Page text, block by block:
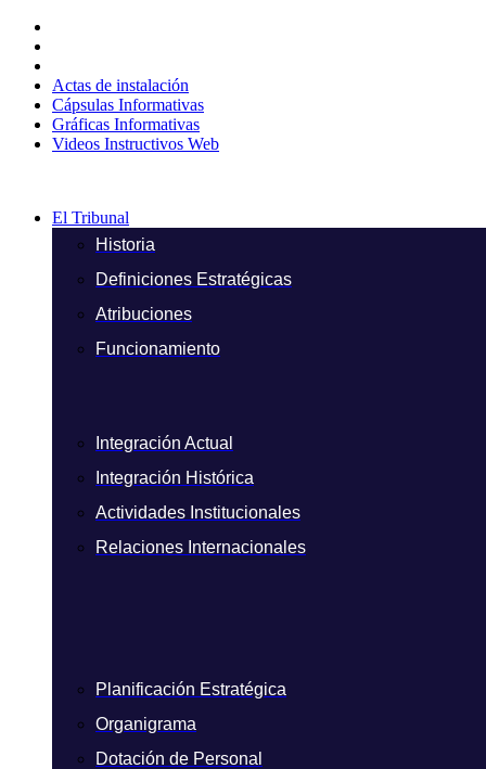
contenido
Actas de instalación
Cápsulas Informativas
Gráficas Informativas
Videos Instructivos Web
El Tribunal
Historia
Definiciones Estratégicas
Atribuciones
Funcionamiento
Integración Actual
Integración Histórica
Actividades Institucionales
Relaciones Internacionales
Planificación Estratégica
Organigrama
Dotación de Personal